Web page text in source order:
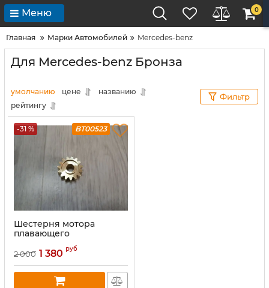
Меню 0
Главная Марки Автомобилей Mercedes-benz
Для Mercedes-benz Бронза
умолчанию цене
названию
рейтингу
Фильтр
-31 % BT00523
Шестерня мотора
плавающего
стеклоочистителя
Mercedes W124, W140,
2 000 1 380 руб